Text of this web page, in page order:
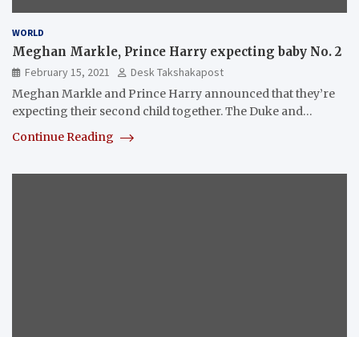
WORLD
Meghan Markle, Prince Harry expecting baby No. 2
February 15, 2021
Desk Takshakapost
Meghan Markle and Prince Harry announced that they’re
expecting their second child together. The Duke and…
Continue Reading